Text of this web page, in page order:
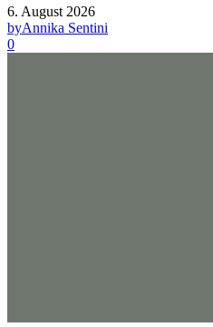
6. August 2026
byAnnika Sentini
0